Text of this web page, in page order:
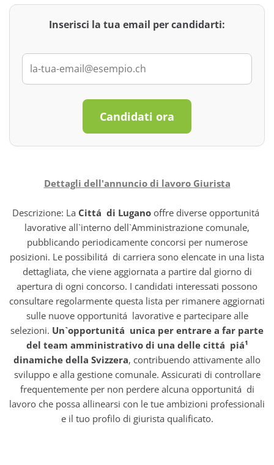
Inserisci la tua email per candidarti:
Candidati ora
Dettagli dell'annuncio di lavoro Giurista
Descrizione: La Cittá di Lugano offre diverse opportunitá
lavorative all`interno dell`Amministrazione comunale,
pubblicando periodicamente concorsi per numerose
posizioni. Le possibilitá di carriera sono elencate in una lista
dettagliata, che viene aggiornata a partire dal giorno di
apertura di ogni concorso. I candidati interessati possono
consultare regolarmente questa lista per rimanere aggiornati
sulle nuove opportunitá lavorative e partecipare alle
selezioni. Un`opportunitá unica per entrare a far parte
del team amministrativo di una delle cittá piá¹
dinamiche della Svizzera, contribuendo attivamente allo
sviluppo e alla gestione comunale. Assicurati di controllare
frequentemente per non perdere alcuna opportunitá di
lavoro che possa allinearsi con le tue ambizioni professionali
e il tuo profilo di giurista qualificato.